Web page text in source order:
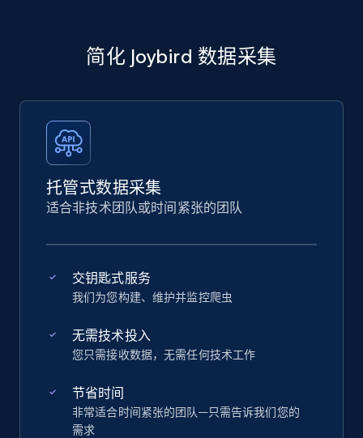
简化 Joybird 数据采集
托管式数据采集
适合非技术团队或时间紧张的团队
交钥匙式服务
我们为您构建、维护并监控爬虫
无需技术投入
您只需接收数据，无需任何技术工作
节省时间
非常适合时间紧张的团队—只需告诉我们您的
需求